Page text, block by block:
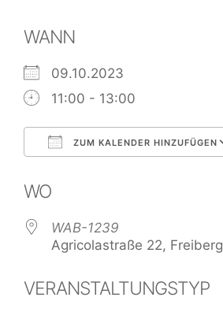
WANN
09.10.2023
11:00 - 13:00
ZUM KALENDER HINZUFÜGEN
WO
WAB-1239
Agricolastraße 22, Freiberg
VERANSTALTUNGSTYP